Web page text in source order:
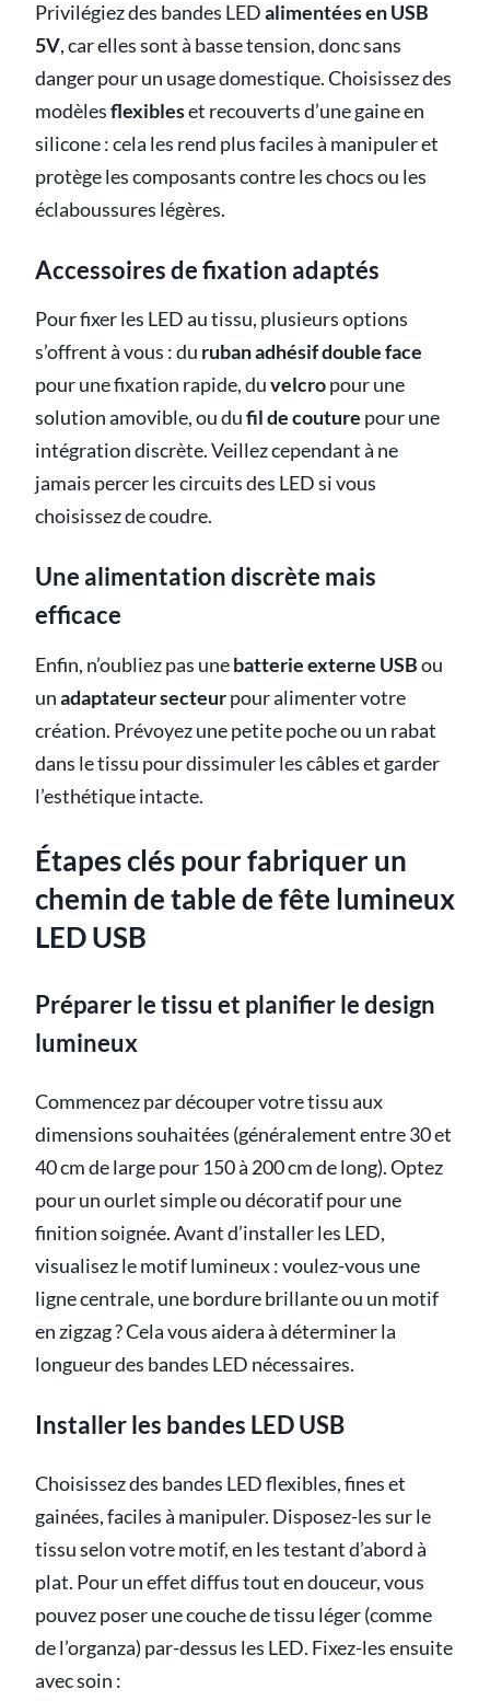
Privilégiez des bandes LEDalimentées en USB
5V, car elles sont à basse tension, donc sans
danger pour un usage domestique. Choisissez des
modèlesflexibleset recouverts d’une gaine en
silicone : cela les rend plus faciles à manipuler et
protège les composants contre les chocs ou les
éclaboussures légères.
Accessoires de fixation adaptés
Pour fixer les LED au tissu, plusieurs options
s’offrent à vous : du ruban adhésif double face
pour une fixation rapide, duvelcropour une
solution amovible, ou dufil de couture pour une
intégration discrète. Veillez cependant à ne
jamais percer les circuits des LED si vous
choisissez de coudre.
Une alimentation discrète mais
efficace
Enfin, n’oubliez pas unebatterie externe USBou
unadaptateur secteurpour alimenter votre
création. Prévoyez une petite poche ou un rabat
dans le tissu pour dissimuler les câbles et garder
l’esthétique intacte.
Étapes clés pour fabriquer un
chemin de table de fête lumineux
LED USB
Préparer le tissu et planifier le design
lumineux
Commencez par découper votre tissu aux
dimensions souhaitées (généralement entre 30 et
40 cm de large pour 150 à 200 cm de long). Optez
pour un ourlet simple ou décoratif pour une
finition soignée. Avant d’installer les LED,
visualisez le motif lumineux : voulez-vous une
ligne centrale, une bordure brillante ou un motif
en zigzag ? Cela vous aidera à déterminer la
longueur des bandes LED nécessaires.
Installer les bandes LED USB
Choisissez des bandes LED flexibles, fines et
gainées, faciles à manipuler. Disposez-les sur le
tissu selon votre motif, en les testant d’abord à
plat. Pour un effet diffus tout en douceur, vous
pouvez poser une couche de tissu léger (comme
de l’organza) par-dessus les LED. Fixez-les ensuite
avec soin :